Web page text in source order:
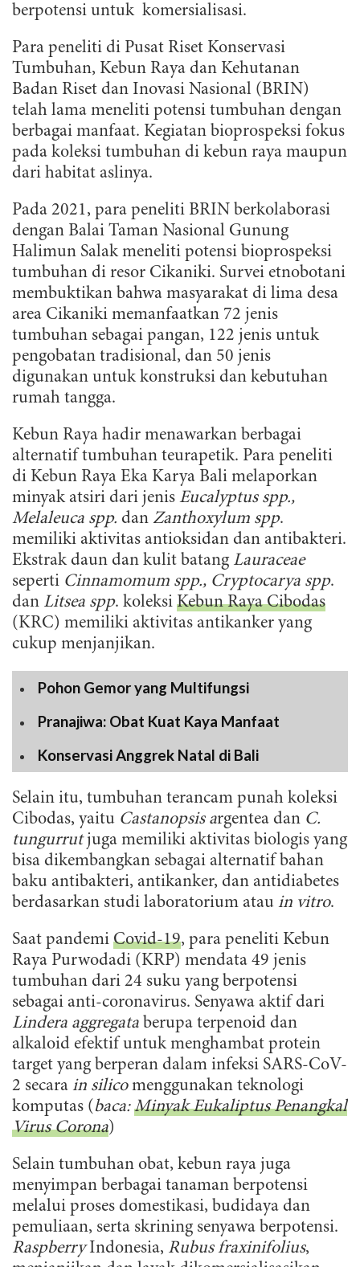
berpotensi untuk komersialisasi.
Para peneliti di Pusat Riset Konservasi
Tumbuhan, Kebun Raya dan Kehutanan
Badan Riset dan Inovasi Nasional (BRIN)
telah lama meneliti potensi tumbuhan dengan
berbagai manfaat. Kegiatan bioprospeksi fokus
pada koleksi tumbuhan di kebun raya maupun
dari habitat aslinya.
Pada 2021, para peneliti BRIN berkolaborasi
dengan Balai Taman Nasional Gunung
Halimun Salak meneliti potensi bioprospeksi
tumbuhan di resor Cikaniki. Survei etnobotani
membuktikan bahwa masyarakat di lima desa
area Cikaniki memanfaatkan 72 jenis
tumbuhan sebagai pangan, 122 jenis untuk
pengobatan tradisional, dan 50 jenis
digunakan untuk konstruksi dan kebutuhan
rumah tangga.
Kebun Raya hadir menawarkan berbagai
alternatif tumbuhan teurapetik. Para peneliti
di Kebun Raya Eka Karya Bali melaporkan
minyak atsiri dari jenis Eucalyptus spp.,
Melaleuca spp. dan Zanthoxylum spp.
memiliki aktivitas antioksidan dan antibakteri.
Ekstrak daun dan kulit batang Lauraceae
seperti Cinnamomum spp., Cryptocarya spp.
dan Litsea spp. koleksi Kebun Raya Cibodas
(KRC) memiliki aktivitas antikanker yang
cukup menjanjikan.
Pohon Gemor yang Multifungsi
Pranajiwa: Obat Kuat Kaya Manfaat
Konservasi Anggrek Natal di Bali
Selain itu, tumbuhan terancam punah koleksi
Cibodas, yaitu Castanopsis argentea dan C.
tungurrutjuga memiliki aktivitas biologis yang
bisa dikembangkan sebagai alternatif bahan
baku antibakteri, antikanker, dan antidiabetes
berdasarkan studi laboratorium atau in vitro.
Saat pandemi Covid-19, para peneliti Kebun
Raya Purwodadi (KRP) mendata 49 jenis
tumbuhan dari 24 suku yang berpotensi
sebagai anti-coronavirus. Senyawa aktif dari
Lindera aggregata berupa terpenoid dan
alkaloid efektif untuk menghambat protein
target yang berperan dalam infeksi SARS-CoV-
2 secara in silicomenggunakan teknologi
komputas ( baca:Minyak Eukaliptus Penangkal
Virus Corona)
Selain tumbuhan obat, kebun raya juga
menyimpan berbagai tanaman berpotensi
melalui proses domestikasi, budidaya dan
pemuliaan, serta skrining senyawa berpotensi.
RaspberryIndonesia, Rubus fraxinifolius,